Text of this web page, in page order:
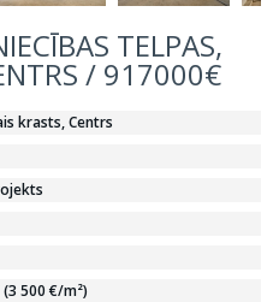
TELPAS,
/ 917000€
krasts, Centrs
500 €/m²)